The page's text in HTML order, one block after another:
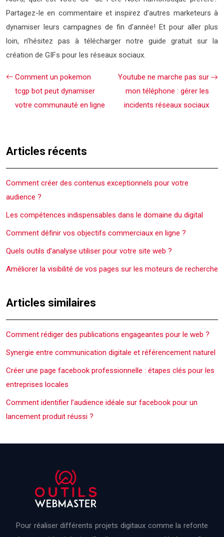
Partagez-le en commentaire et inspirez d’autres marketeurs à
dynamiser leurs campagnes de fin d’année! Et pour aller plus
loin, n’hésitez pas à télécharger notre guide gratuit sur la
création de GIFs pour les réseaux sociaux.
Comment un pokemon
tcgp bot peut dynamiser
votre communauté en ligne
Youtube ne marche pas sur
mon téléphone : gérer les
incidents réseaux sociaux
Articles récents
Comment créer des contenus exceptionnels pour votre
audience ?
Les compétences indispensables dans le domaine du digital
Comment définir vos objectifs commerciaux en ligne ?
Quels outils d’analyse utiliser pour votre site web ?
Améliorer la visibilité de vos pages sur les moteurs de recherche
Articles similaires
Comment rédiger des publications engageantes pour le web ?
Synergie entre communication digitale et référencement naturel
Créer une page facebook professionnelle : étapes clés pour les
entreprises locales
Comment identifier l’audience idéale sur facebook pour un
lancement produit réussi ?
Pour réaliser différents projets digitaux comme la refonte